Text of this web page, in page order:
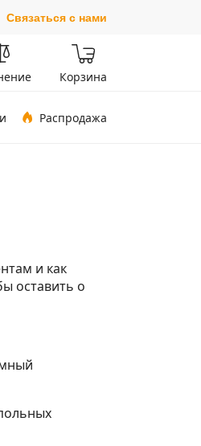
Связаться с нами
Корзина
Распродажа
и как
оставить о